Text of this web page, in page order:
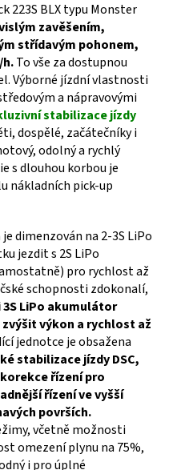
223S BLX typu Monster
zavěšením,
střídavým pohonem,
To vše za dostupnou
Výborné jízdní vlastnosti
a nápravovými
stabilizace jízdy
dospělé, začátečníky i
odolný a rychlý
s dlouhou korbou je
nákladních pick-up
dimenzován na 2-3S LiPo
jezdit s 2S LiPo
pro rychlost až
schopnosti zdokonalí,
LiPo akumulátor
výkon a rychlost až
jednotce je obsažena
stabilizace jízdy DSC,
řízení pro
řízení ve vyšší
površích.
včetně možnosti
omezení plynu na 75%,
i pro úplné